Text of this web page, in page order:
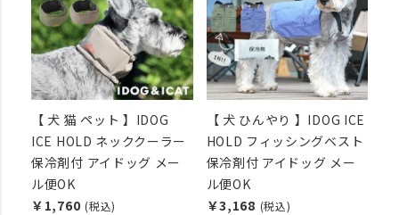
【 犬 猫 ペット 】IDOG
ICE HOLD ネッククーラー
保冷剤付 アイドッグ メー
ル便OK
￥1,760 (税込)
【 犬 ひんやり 】IDOG ICE
HOLD フィッシングベスト
保冷剤付 アイドッグ メー
ル便OK
￥3,168 (税込)